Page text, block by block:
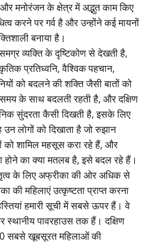
और मनोरंजन के क्षेत्र में अद्भुत काम किए
करने पर गर्व है और उन्होंने कई मायनों
बनाया है।
व्यक्ति के दृष्टिकोण से देखती है,
प्रतिध्वनि, वैश्विक पहचान,
को बदलने की शक्ति जैसी बातों को
के साथ बदलती रहती है, और दक्षिण
सुंदरता कैसी दिखती है, इसके लिए
लोगों को दिखाता है जो रुझान
को शामिल महसूस करा रहे हैं, और
होने का क्या मतलब है, इसे बदल रहे हैं।
के लिए अफ्रीका की ओर अधिक से
की महिलाएं उत्कृष्टता प्राप्त करना
हमारी सूची में सबसे ऊपर हैं। वे
स्थानीय पावरहाउस तक हैं। दक्षिण
सबसे खूबसूरत महिलाओं की